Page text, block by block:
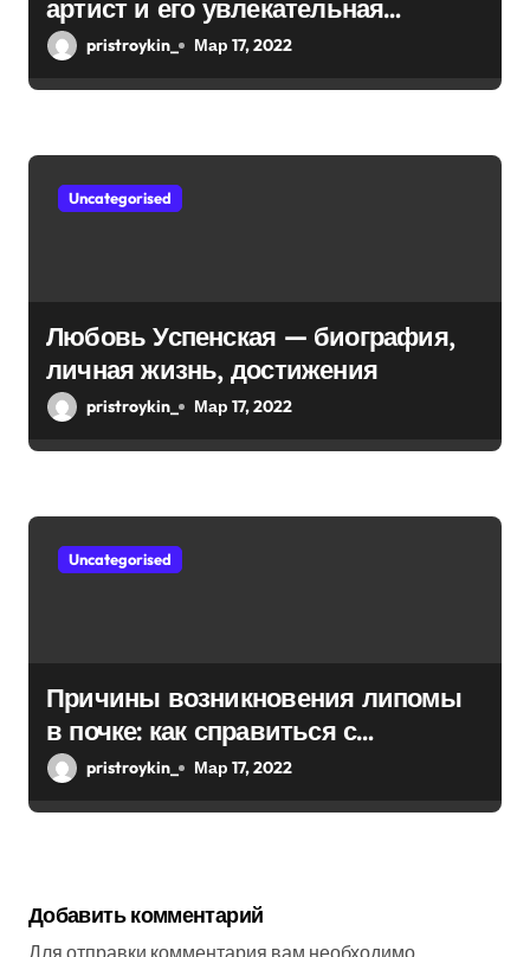
я
м
артист и его увлекательная
биография — выдающиеся
pristroykin_ Мар 17, 2022
Uncategorised
Любовь Успенская — биография,
личная жизнь, достижения
pristroykin_ Мар 17, 2022
Uncategorised
Причины возникновения липомы
в почке: как справиться с
болезнью
pristroykin_ Мар 17, 2022
Добавить комментарий
Для отправки комментария вам необходимо